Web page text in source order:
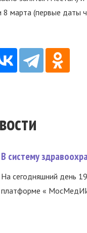
марта (первые даты
В систему
На сегодняшний день
платформе «